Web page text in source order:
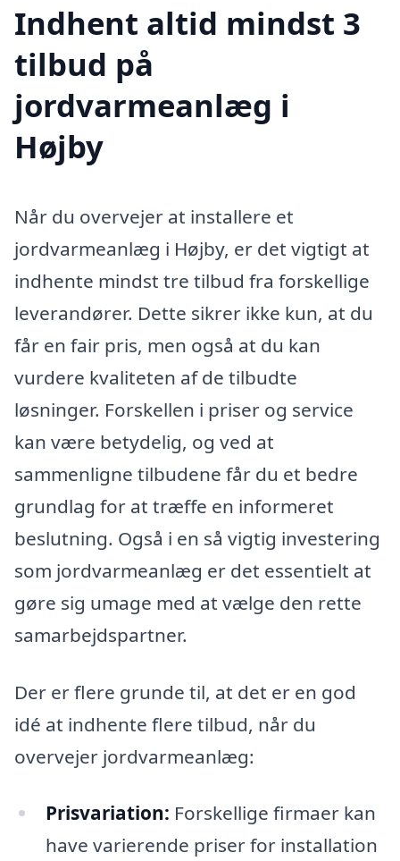
Indhent altid mindst 3
tilbud på
jordvarmeanlæg i
Højby
Når du overvejer at installere et
jordvarmeanlæg i Højby, er det vigtigt at
indhente mindst tre tilbud fra forskellige
leverandører. Dette sikrer ikke kun, at du
får en fair pris, men også at du kan
vurdere kvaliteten af de tilbudte
løsninger. Forskellen i priser og service
kan være betydelig, og ved at
sammenligne tilbudene får du et bedre
grundlag for at træffe en informeret
beslutning. Også i en så vigtig investering
som jordvarmeanlæg er det essentielt at
gøre sig umage med at vælge den rette
samarbejdspartner.
Der er flere grunde til, at det er en god
idé at indhente flere tilbud, når du
overvejer jordvarmeanlæg:
Prisvariation: Forskellige firmaer kan
have varierende priser for installation